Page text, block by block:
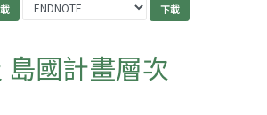
國計畫層次